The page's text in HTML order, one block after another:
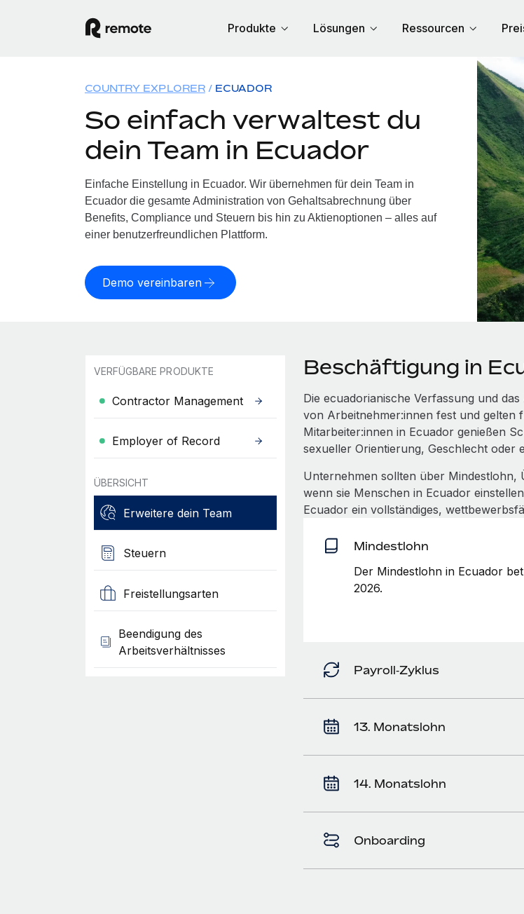
Produkte Lösungen Ressourcen
COUNTRY EXPLORER ECUADOR
So einfach verwaltest du
dein Team in Ecuador
Einfache Einstellung in Ecuador. Wir übernehmen für dein Team in
Ecuador die gesamte Administration von Gehaltsabrechnung über
Benefits, Compliance und Steuern bis hin zu Aktienoptionen – alles auf
einer benutzerfreundlichen Plattform.
Demo vereinbaren
VERFÜGBARE PRODUKTE
Contractor Management
Employer of Record
ÜBERSICHT
Erweitere dein Team
Steuern
Freistellungsarten
Beendigung des
Arbeitsverhältnisses
Beschäftigung in
Die ecuadorianische Verfassung und
von Arbeitnehmer:innen fest und gelten
Mitarbeiter:innen in Ecuador genießen
sexueller Orientierung, Geschlecht oder
Unternehmen sollten über Mindestlohn,
wenn sie Menschen in Ecuador
Ecuador ein vollständiges,
Mindestlohn
Der Mindestlohn in Ecuador
2026.
Payroll‑Zyklus
13. Monatslohn
14. Monatslohn
Onboarding